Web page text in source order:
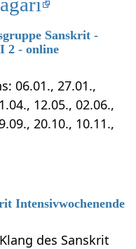
Sanskrit -
2 - online
06.01., 27.01.,
12.05., 02.06.,
20.10., 10.11.,
Intensivwochenende
des Sanskrit